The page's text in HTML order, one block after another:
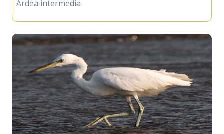
Ardea intermedia